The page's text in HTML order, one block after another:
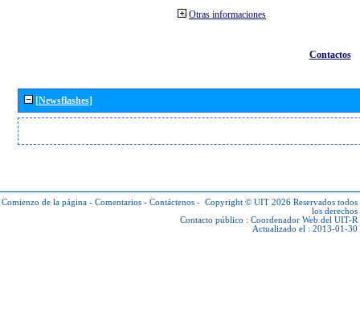
Otras informaciones
Contactos
[Newsflashes]
Comienzo de la página - Comentarios - Contáctenos - Copyright © UIT 2026 Reservados todos
los derechos
Contacto público : Coordenador Web del UIT-R
Actualizado el : 2013-01-30